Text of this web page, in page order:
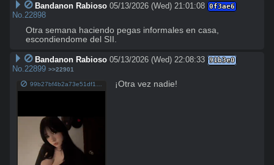
Bandanon Rabioso 05/13/2026 (Wed) 21:01:08 0f3ae6
No. 22898
Otra semana haciendo pegas informales en casa,
escondiendome del SII.
Bandanon Rabioso 05/13/2026 (Wed) 22:08:33 91b3e0
No. 22899 >>22901
¡Otra vez nadie!